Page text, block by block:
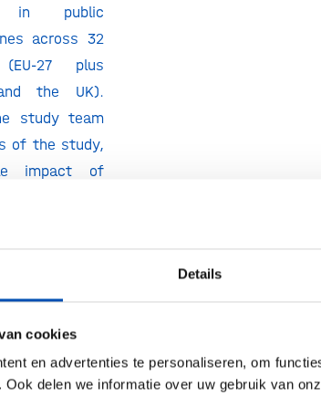
Details
cookies
en advertenties te personaliseren, om
delen we informatie over uw gebruik van
in public
across 32
27 plus
the UK).
study team
of the study,
impact of
of supply,
the
crisis
the
potential of
public
in Europe.